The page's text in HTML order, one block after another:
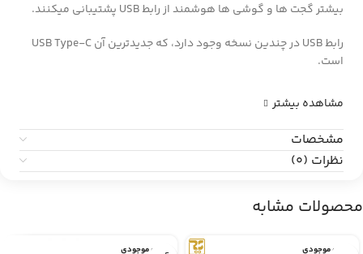
بیشتر گجت ها و گوشی ها هوشمند از رابط USB پشتیبانی میکنند.
رابط USB در چندین نسخه وجود دارد، که جدیدترین آن USB Type-C
است.
مشاهده بیشتر
مشخصات
نظرات (0)
محصولات مشابه
اتمام موجودی اتمام موجودی